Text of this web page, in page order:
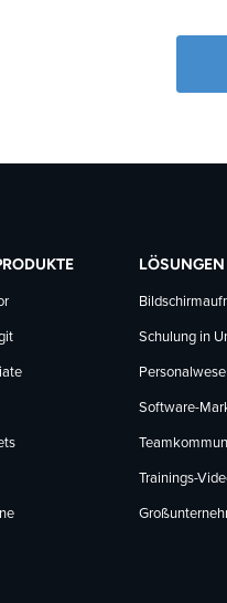
LÖSUNGEN
Schulung in
Software-
Trainings-